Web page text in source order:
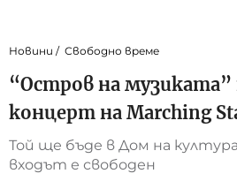
Новини Свободно време
“Остров на музиката”
концерт на Marching
Той ще бъде в Дом на
входът е свободен